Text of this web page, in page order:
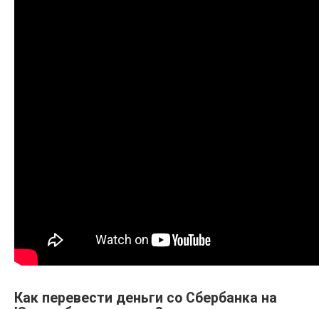
Как перевести деньги со Сбербанка на